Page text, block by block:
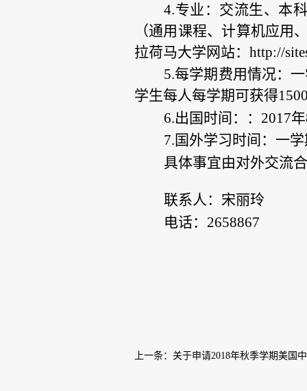
4.专业：交流生、本
（通用课程、计算机应
拉荷马大学网站：http://
5.每学期费用情况：
学生每人每学期可获得
6.出国时间：：2017
7.国外学习时间：一
具体事宜由对外交流
联系人：宋丽玲
电话： 2658867
上一条： 关于申请2018年秋季学期美国